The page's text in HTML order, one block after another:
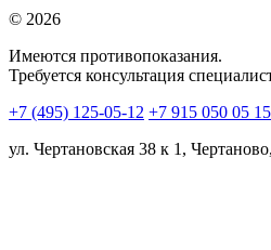
© 2026
Имеются противопоказания.
Требуется консультация
+7 (495) 125-05-12 +7 915 050 05 15
ул. Чертановская 38 к 1,